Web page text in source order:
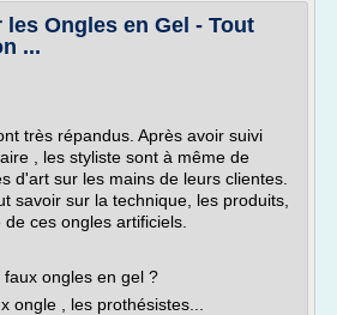
Ongles en Gel - Tout
...
très répandus. Après avoir suivi
, les styliste sont à même de
d'art sur les mains de leurs clientes.
savoir sur la technique, les produits,
ces ongles artificiels.
ongles en gel ?
ongle , les prothésistes...